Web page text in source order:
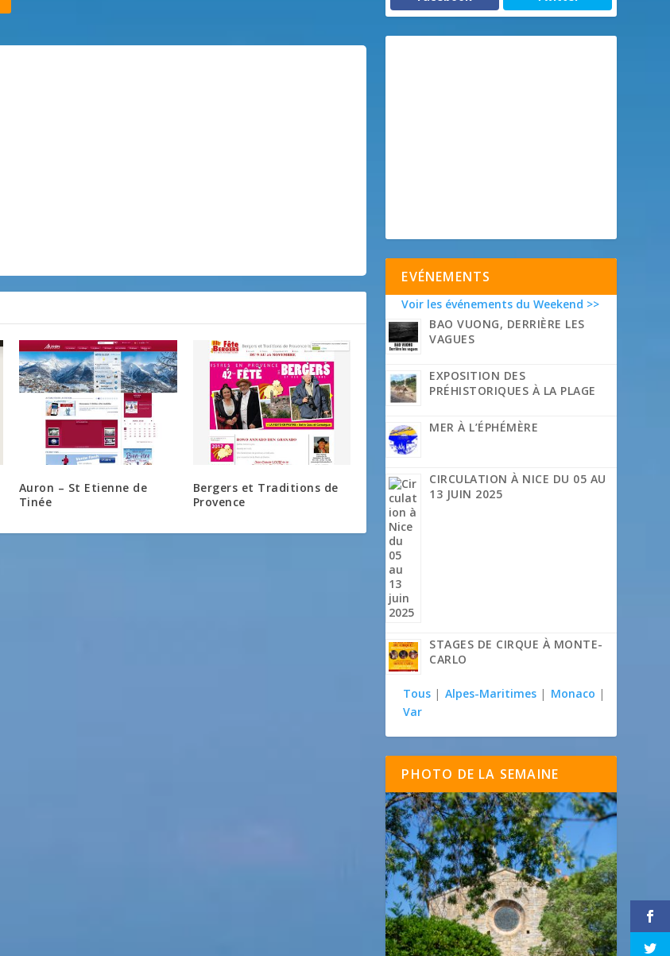
Auron – St Etienne de
Tinée
Bergers et Traditions de
Provence
EVÉNEMENTS
Voir les événements du Weekend >>
BAO VUONG, DERRIÈRE LES
VAGUES
EXPOSITION DES
PRÉHISTORIQUES À LA PLAGE
MER À L’ÉPHÉMÈRE
CIRCULATION À NICE DU 05 AU
13 JUIN 2025
STAGES DE CIRQUE À MONTE-
CARLO
Tous | Alpes-Maritimes | Monaco |
Var
PHOTO DE LA SEMAINE